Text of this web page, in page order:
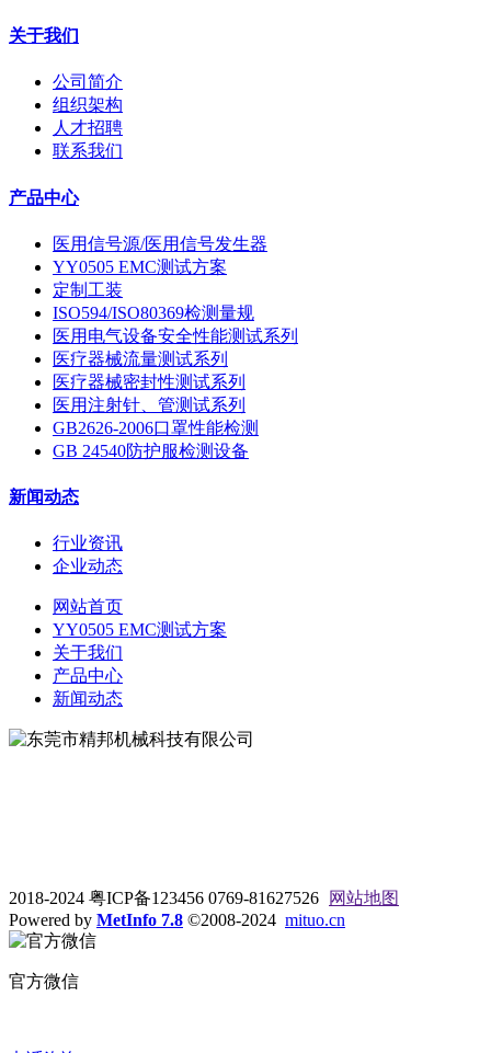
关于我们
公司简介
组织架构
人才招聘
联系我们
产品中心
医用信号源/医用信号发生器
YY0505 EMC测试方案
定制工装
ISO594/ISO80369检测量规
医用电气设备安全性能测试系列
医疗器械流量测试系列
医疗器械密封性测试系列
医用注射针、管测试系列
GB2626-2006口罩性能检测
GB 24540防护服检测设备
新闻动态
行业资讯
企业动态
网站首页
YY0505 EMC测试方案
关于我们
产品中心
新闻动态
2018-2024 粤ICP备123456 0769-81627526
网站地图
Powered by MetInfo 7.8 ©2008-2024 mituo.cn
官方微信